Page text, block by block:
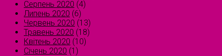
Серпень 2020 (4)
Липень 2020 (6)
Червень 2020 (13)
Травень 2020 (18)
Квітень 2020 (10)
Січень 2020 (1)